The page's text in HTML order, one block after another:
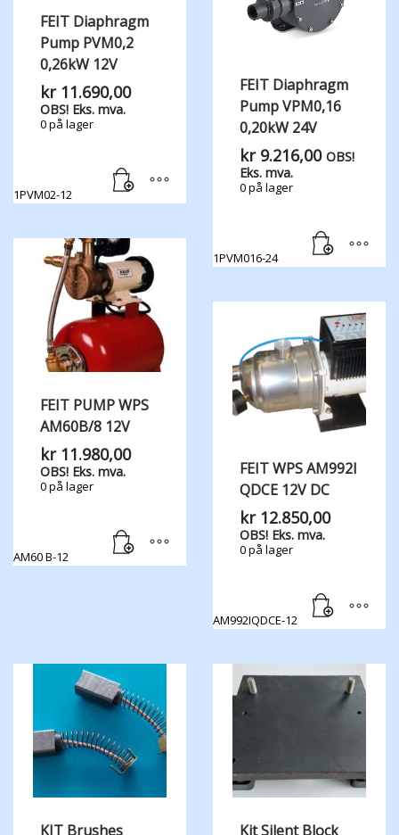
FEIT Diaphragm
Pump PVM0,2
0,26kW 12V
kr11.690,00
OBS! Eks. mva.
0 på lager
1PVM02-12
FEIT Diaphragm
Pump VPM0,16
0,20kW 24V
kr9.216,00 OBS!
Eks. mva.
0 på lager
1PVM016-24
FEIT PUMP WPS
AM60B/8 12V
kr11.980,00
OBS! Eks. mva.
0 på lager
AM60 B-12
FEIT WPS AM992I
QDCE 12V DC
kr12.850,00
OBS! Eks. mva.
0 på lager
AM992IQDCE-12
KIT Brushes
Kit Silent Block